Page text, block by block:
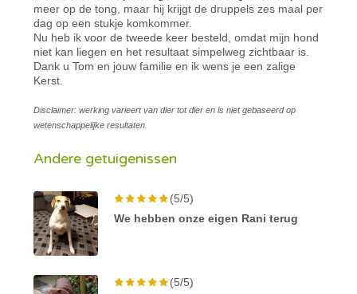
meer op de tong, maar hij krijgt de druppels zes maal per
dag op een stukje komkommer.
Nu heb ik voor de tweede keer besteld, omdat mijn hond
niet kan liegen en het resultaat simpelweg zichtbaar is.
Dank u Tom en jouw familie en ik wens je een zalige
Kerst.
Disclaimer: werking varieert van dier tot dier en is niet gebaseerd op
wetenschappelijke resultaten.
Andere getuigenissen
(5/5)
We hebben onze eigen Rani terug
(5/5)